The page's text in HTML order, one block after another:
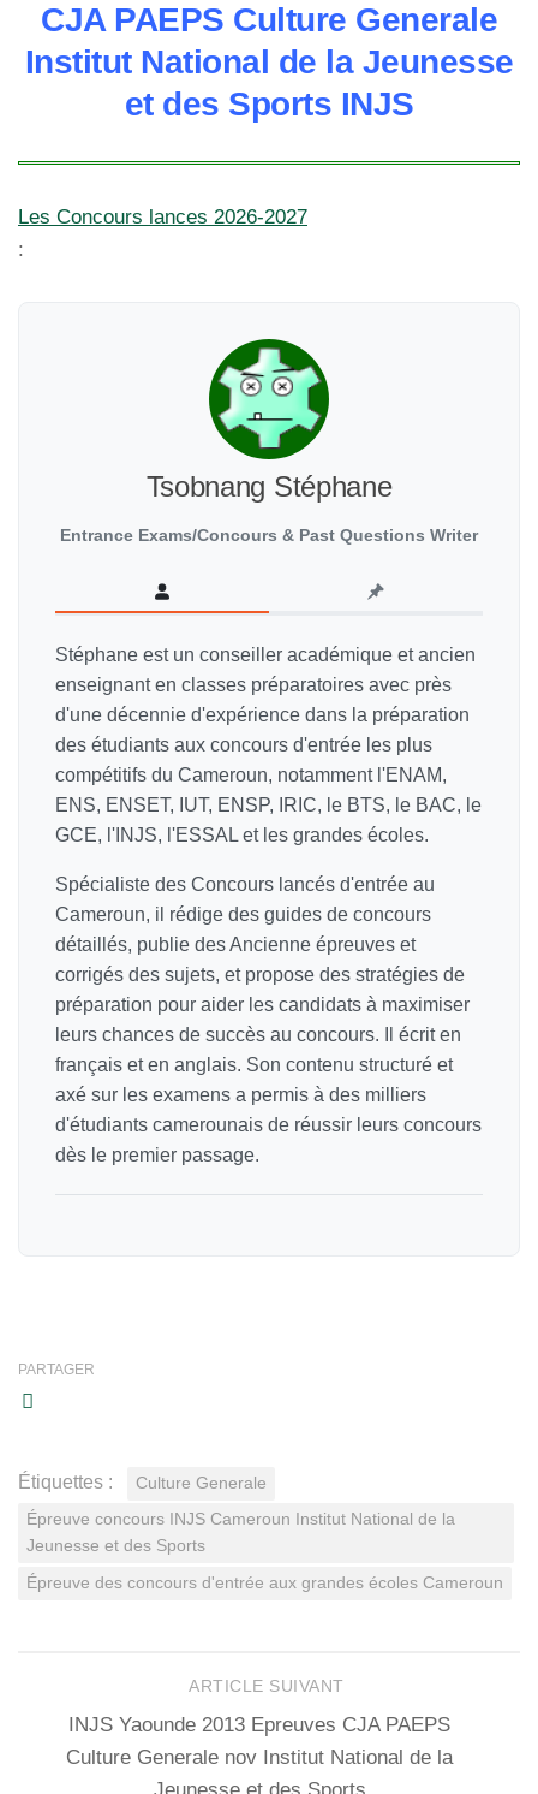
CJA PAEPS Culture Generale
Institut National de la Jeunesse
et des Sports INJS
Les Concours lances 2026-2027
:
Tsobnang Stéphane
Entrance Exams/Concours & Past Questions Writer
Stéphane est un conseiller académique et ancien
enseignant en classes préparatoires avec près
d'une décennie d'expérience dans la préparation
des étudiants aux concours d'entrée les plus
compétitifs du Cameroun, notamment l'ENAM,
ENS, ENSET, IUT, ENSP, IRIC, le BTS, le BAC, le
GCE, l'INJS, l'ESSAL et les grandes écoles.
Spécialiste des Concours lancés d'entrée au
Cameroun, il rédige des guides de concours
détaillés, publie des Ancienne épreuves et
corrigés des sujets, et propose des stratégies de
préparation pour aider les candidats à maximiser
leurs chances de succès au concours. Il écrit en
français et en anglais. Son contenu structuré et
axé sur les examens a permis à des milliers
d'étudiants camerounais de réussir leurs concours
dès le premier passage.
PARTAGER
Étiquettes :
Culture Generale
Épreuve concours INJS Cameroun Institut National de la
Jeunesse et des Sports
Épreuve des concours d'entrée aux grandes écoles Cameroun
ARTICLE SUIVANT
INJS Yaounde 2013 Epreuves CJA PAEPS
Culture Generale nov Institut National de la